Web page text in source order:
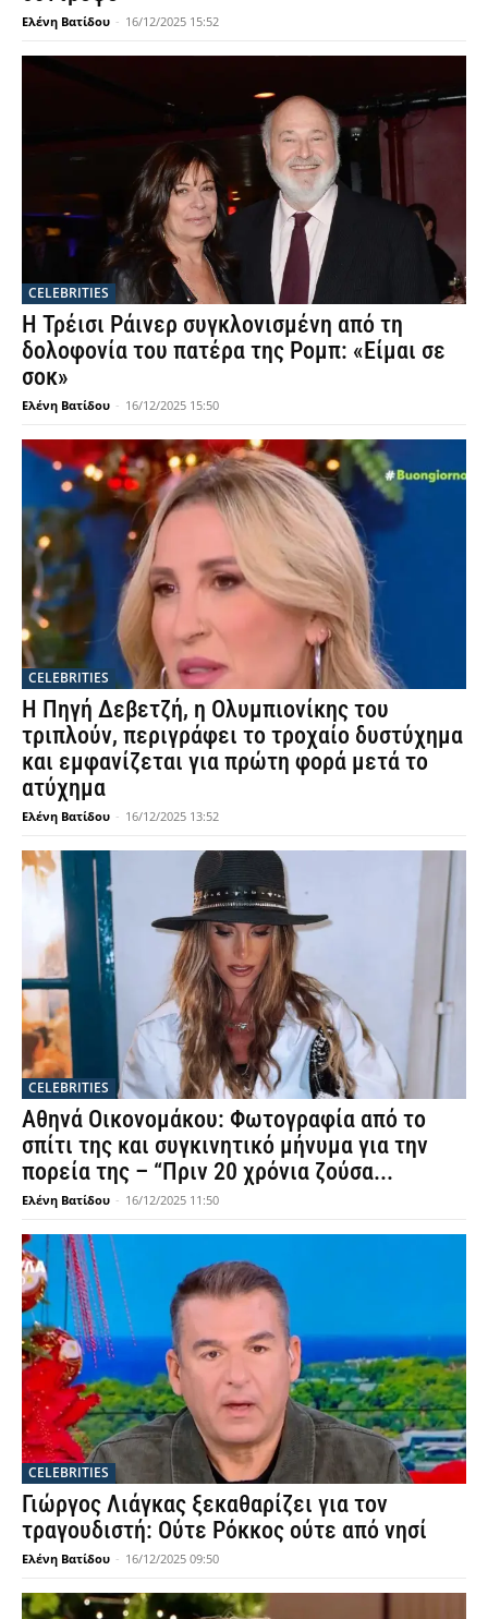
Ελένη Βατίδου - 16/12/2025 15:52
CELEBRITIES
Η Τρέισι Ράινερ συγκλονισμένη από τη
δολοφονία του πατέρα της Ρομπ: «Είμαι σε
σοκ»
Ελένη Βατίδου - 16/12/2025 15:50
CELEBRITIES
Η Πηγή Δεβετζή, η Ολυμπιονίκης του
τριπλούν, περιγράφει το τροχαίο δυστύχημα
και εμφανίζεται για πρώτη φορά μετά το
ατύχημα
Ελένη Βατίδου - 16/12/2025 13:52
CELEBRITIES
Αθηνά Οικονομάκου: Φωτογραφία από το
σπίτι της και συγκινητικό μήνυμα για την
πορεία της – “Πριν 20 χρόνια ζούσα...
Ελένη Βατίδου - 16/12/2025 11:50
CELEBRITIES
Γιώργος Λιάγκας ξεκαθαρίζει για τον
τραγουδιστή: Ούτε Ρόκκος ούτε από νησί
Ελένη Βατίδου - 16/12/2025 09:50